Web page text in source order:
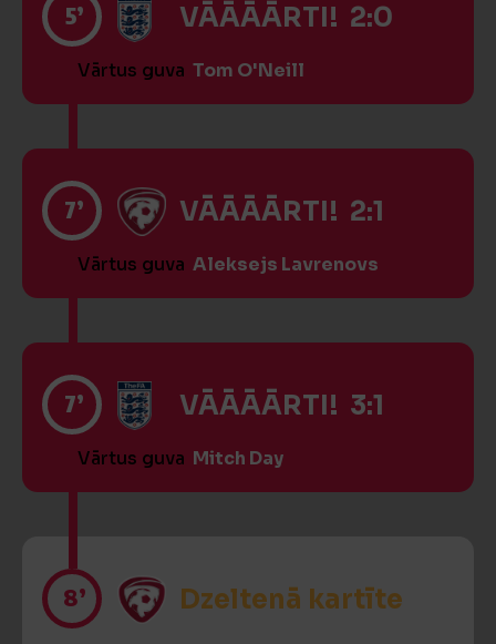
5’ VĀĀĀĀRTI! 2:0
Vārtus guva Tom O'Neill
7’ VĀĀĀĀRTI! 2:1
Vārtus guva Aleksejs Lavrenovs
7’ VĀĀĀĀRTI! 3:1
Vārtus guva Mitch Day
8’ Dzeltenā kartīte